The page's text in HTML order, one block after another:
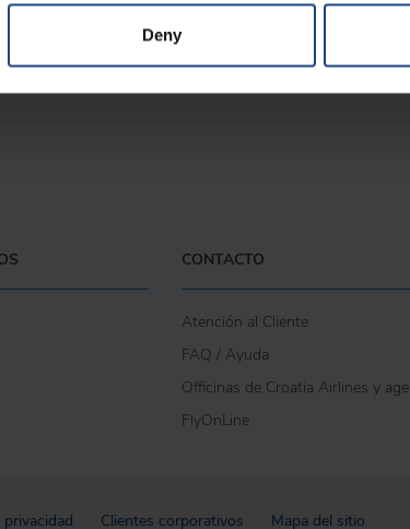
Deny
CONTACTO
Atención al Cliente
FAQ / Ayuda
Officinas de Croatia Airlines y
FlyOnLine
Clientes corporativos Mapa del sitio